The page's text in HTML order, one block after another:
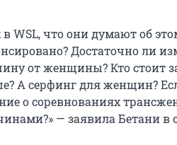
WSL, что они думают об
Достаточно ли
от женщины? Кто стоит
А серфинг для женщин?
о соревнованиях
— заявила Бетани в